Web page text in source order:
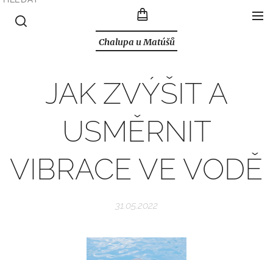
Chalupa u Matúšů
JAK ZVÝŠIT A
USMĚRNIT
VIBRACE VE VODĚ
31.05.2022